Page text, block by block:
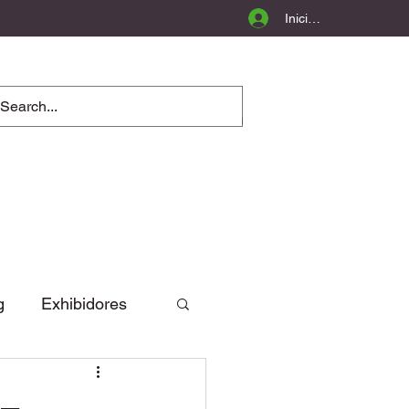
Iniciar sesión
Exhibidores